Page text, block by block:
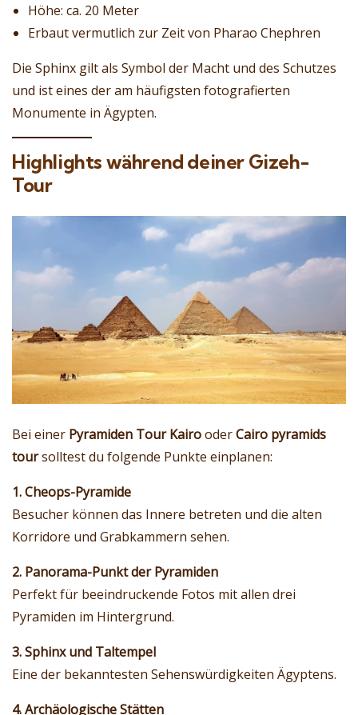
Höhe: ca. 20 Meter
Erbaut vermutlich zur Zeit von Pharao Chephren
Die Sphinx gilt als Symbol der Macht und des Schutzes
und ist eines der am häufigsten fotografierten
Monumente in Ägypten.
Highlights während deiner Gizeh-
Tour
Bei einer Pyramiden Tour KairooderCairo pyramids
toursolltest du folgende Punkte einplanen:
1. Cheops-Pyramide
Besucher können das Innere betreten und die alten
Korridore und Grabkammern sehen.
2. Panorama-Punkt der Pyramiden
Perfekt für beeindruckende Fotos mit allen drei
Pyramiden im Hintergrund.
3. Sphinx und Taltempel
Eine der bekanntesten Sehenswürdigkeiten Ägyptens.
4. Archäologische Stätten